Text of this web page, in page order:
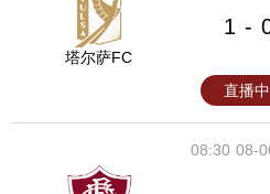
塔尔萨FC
1 -
直播中
08-
08:30